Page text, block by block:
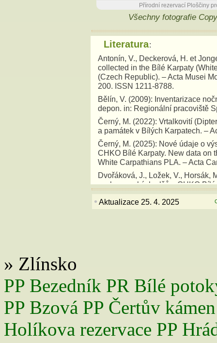
Přírodní rezervací Ploščiny
Všechny fotografie
Literatura:
Antonín, V., Deckerová, H. et
collected in the Bílé Karpaty
(Czech Republic). – Acta Musei
200. ISSN 1211-8788.
Bělín, V. (2009): Inventarizace
depon. in: Regionální pracoviště
Černý, M. (2022): Vrtalkovití
a památek v Bílých Karpatech. –
Černý, M. (2025): Nové údaje o
CHKO Bílé Karpaty. New data on
White Carpathians PLA. – Acta
Dvořáková, J., Ložek, V., Horsák,
suchozemských plžů v CHKO
Elsnerová, M. (1995): Vzácné a
Grüll, F. (1987): Inventarizační
depon. in: Regionální pracoviště
Holuša, J. (2006): Inventarizační
Orthoptera, Mantodea na lokalitě
Regionální pracoviště Správa
Holuša, J., Kočárek, P. &
• Aktualizace 25. 4. 2025
» Zlínsko
PP Bezedník PR Bílé
PP Bzová PP Čertův kámen
Holíkova rezervace PP